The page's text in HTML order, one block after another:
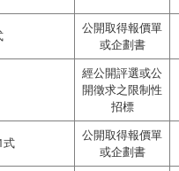
公開取得報價單
或企劃書
經公開評選或公
開徵求之限制性
招標
式
公開取得報價單
或企劃書